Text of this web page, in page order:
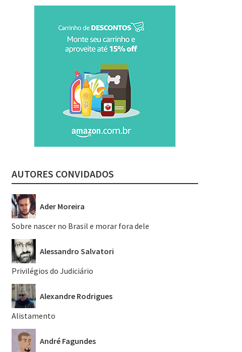
AUTORES CONVIDADOS
Ader Moreira
Sobre nascer no Brasil e morar fora dele
Alessandro Salvatori
Privilégios do Judiciário
Alexandre Rodrigues
Alistamento
André Fagundes